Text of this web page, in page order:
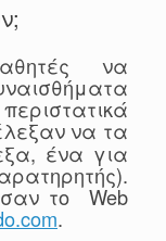
να
να τα
ένα για
το Web
.